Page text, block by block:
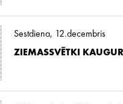
Sestdiena, 12.decembris
ZIEMASSVĒTKI